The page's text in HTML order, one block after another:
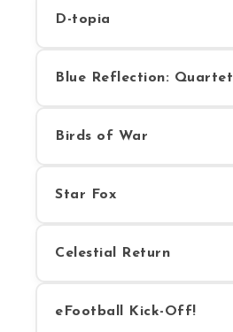
D-topia
Blue Reflection: Quartet
Birds of War
Star Fox
Celestial Return
eFootball Kick-Off!